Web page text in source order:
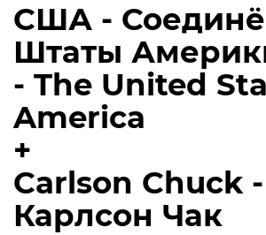
США -
Штаты
- The United
America
+
Carlson Chuck -
Карлсон Чак